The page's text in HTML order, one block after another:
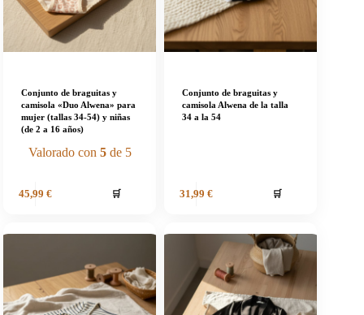
Conjunto de braguitas y
camisola «Duo Alwena» para
mujer (tallas 34-54) y niñas
(de 2 a 16 años)
Valorado con 5de 5
45,99 € 🛒
Conjunto de braguitas y
camisola Alwena de la talla
34 a la 54
31,99 € 🛒